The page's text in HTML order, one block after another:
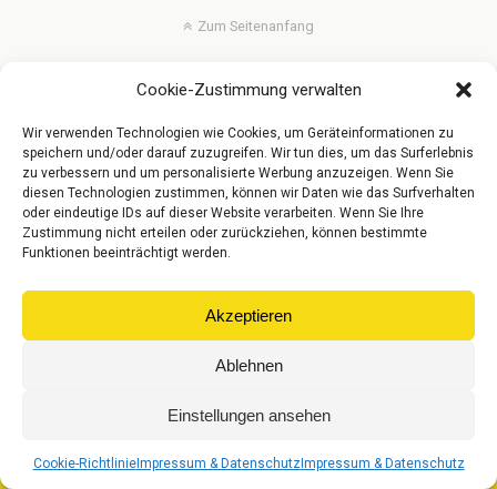
Cookie-Zustimmung verwalten
Wir verwenden Technologien wie Cookies, um Geräteinformationen zu
speichern und/oder darauf zuzugreifen. Wir tun dies, um das Surferlebnis
zu verbessern und um personalisierte Werbung anzuzeigen. Wenn Sie
diesen Technologien zustimmen, können wir Daten wie das Surfverhalten
oder eindeutige IDs auf dieser Website verarbeiten. Wenn Sie Ihre
Zustimmung nicht erteilen oder zurückziehen, können bestimmte
Funktionen beeinträchtigt werden.
Akzeptieren
Ablehnen
Einstellungen ansehen
Cookie-RichtlinieImpressum & DatenschutzImpressum & Datenschutz
Zum Seitenanfang
Mobil Desktop
© Gebr. Riese Parkett GmbH